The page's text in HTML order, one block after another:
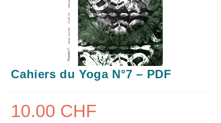
Cahiers du Yoga N°7 – PDF
10.00 CHF